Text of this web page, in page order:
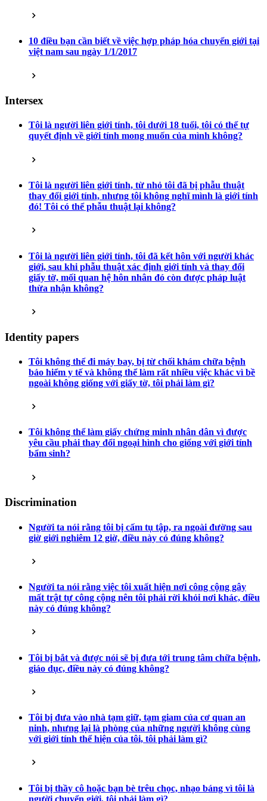
10 điều bạn cần biết về việc hợp pháp hóa chuyển giới tại
việt nam sau ngày 1/1/2017
Intersex
Tôi là người liên giới tính, tôi dưới 18 tuổi, tôi có thể tự
quyết định về giới tính mong muốn của mình không?
Tôi là người liên giới tính, từ nhỏ tôi đã bị phẫu thuật
thay đổi giới tính, nhưng tôi không nghĩ mình là giới tính
đó! Tôi có thể phẫu thuật lại không?
Tôi là người liên giới tính, tôi đã kết hôn với người khác
giới, sau khi phẫu thuật xác định giới tính và thay đổi
giấy tờ, mối quan hệ hôn nhân đó còn được pháp luật
thừa nhận không?
Identity papers
Tôi không thể đi máy bay, bị từ chối khám chữa bệnh
bảo hiểm y tế và không thể làm rất nhiều việc khác vì bề
ngoài không giống với giấy tờ, tôi phải làm gì?
Tôi không thể làm giấy chứng minh nhân dân vì được
yêu cầu phải thay đổi ngoại hình cho giống với giới tính
bẩm sinh?
Discrimination
Người ta nói rằng tôi bị cấm tụ tập, ra ngoài đường sau
giờ giới nghiêm 12 giờ, điều này có đúng không?
Người ta nói rằng việc tôi xuất hiện nơi công cộng gây
mất trật tự công cộng nên tôi phải rời khỏi nơi khác, điều
này có đúng không?
Tôi bị bắt và được nói sẽ bị đưa tới trung tâm chữa bệnh,
giáo dục, điều này có đúng không?
Tôi bị đưa vào nhà tạm giữ, tạm giam của cơ quan an
ninh, nhưng lại là phòng của những người không cùng
với giới tính thể hiện của tôi, tôi phải làm gì?
Tôi bị thầy cô hoặc bạn bè trêu chọc, nhạo báng vì tôi là
người chuyển giới, tôi phải làm gì?